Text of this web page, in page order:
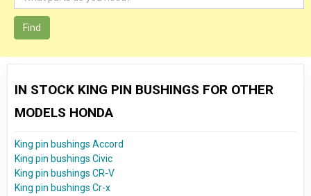
Find
IN STOCK KING PIN BUSHINGS FOR OTHER
MODELS HONDA
King pin bushings Accord
King pin bushings Civic
King pin bushings CR-V
King pin bushings Cr-x